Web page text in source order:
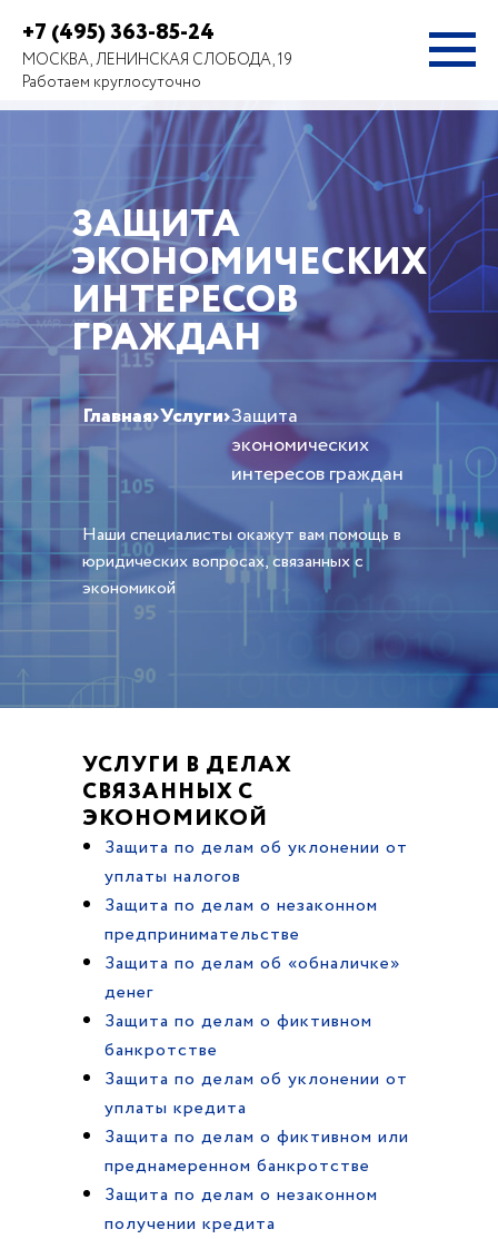
+7 (495) 363-85-24
МОСКВА, ЛЕНИНСКАЯ СЛОБОДА, 19
Работаем круглосуточно
ЗАЩИТА
ЭКОНОМИЧЕСКИХ
ИНТЕРЕСОВ
ГРАЖДАН
Главная›Услуги›Защита
экономических
интересов граждан
Наши специалисты окажут вам помощь в
юридических вопросах, связанных с
экономикой
УСЛУГИ В ДЕЛАХ
СВЯЗАННЫХ С
ЭКОНОМИКОЙ
Защита по делам об уклонении от
уплаты налогов
Защита по делам о незаконном
предпринимательстве
Защита по делам об «обналичке»
денег
Защита по делам о фиктивном
банкротстве
Защита по делам об уклонении от
уплаты кредита
Защита по делам о фиктивном или
преднамеренном банкротстве
Защита по делам о незаконном
получении кредита